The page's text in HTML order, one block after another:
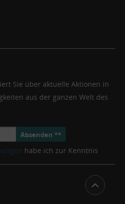
Sie über aktuelle Aktionen in
aus der ganzen Welt des
Absenden **
habe ich zur Kenntnis